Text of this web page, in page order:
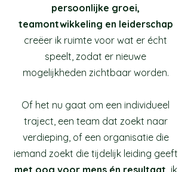
persoonlijke groei,
teamontwikkeling en leiderschap
creëer ik ruimte voor wat er écht
speelt, zodat er nieuwe
mogelijkheden zichtbaar worden.
Of het nu gaat om een individueel
traject, een team dat zoekt naar
verdieping, of een organisatie die
iemand zoekt die tijdelijk leiding geeft
met oog voor mens én resultaat, ik